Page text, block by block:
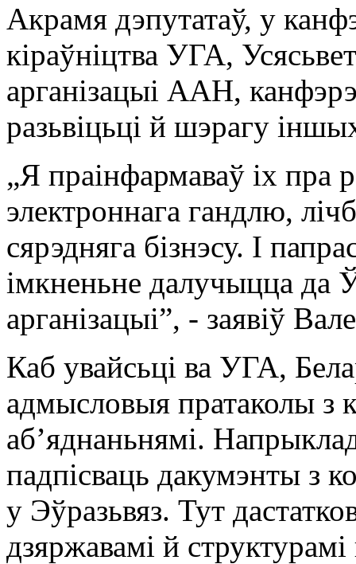
Акрамя дэпутатаў, у
кіраўніцтва УГА,
арганізацыі ААН,
разьвіцьці й шэрагу
„Я праінфармаваў іх пра
электроннага гандлю,
сярэдняга бізнэсу. І
імкненьне далучыцца да
арганізацыі”, - заявіў
Каб увайсьці ва УГА,
адмысловыя пратаколы з
аб’яднаньнямі.
падпісваць дакумэнты з
у Эўразьвяз. Тут
дзяржавамі й